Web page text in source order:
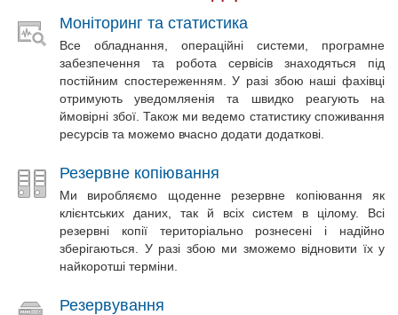
Моніторинг та статистика
Все обладнання, операційні системи, програмне
забезпечення та робота сервісів знаходяться під
постійним спостереженням. У разі збою наші фахівці
отримують уведомляенія та швидко реагують на
ймовірні збої. Також ми ведемо статистику споживання
ресурсів та можемо вчасно додати додаткові.
Резервне копіювання
Ми виробляємо щоденне резервне копіювання як
клієнтських даних, так й всіх систем в цілому. Всі
резервні копії територіально рознесені і надійно
зберігаються. У разі збою ми зможемо відновити їх у
найкоротші терміни.
Резервування